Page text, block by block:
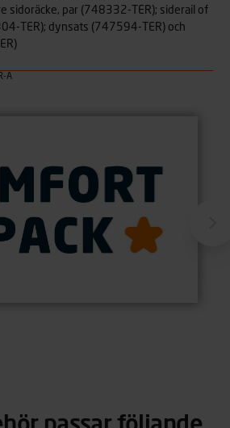
sidoräcke, par (748332-TER); siderail of
TER); dynsats (747594-TER) och
A